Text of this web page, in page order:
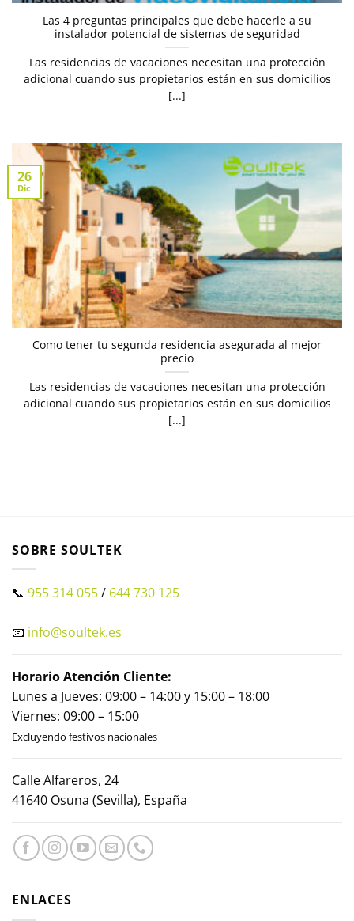
Las 4 preguntas principales que debe hacerle a su
instalador potencial de sistemas de seguridad
Las residencias de vacaciones necesitan una protección
adicional cuando sus propietarios están en sus domicilios
[...]
Como tener tu segunda residencia asegurada al mejor
precio
Las residencias de vacaciones necesitan una protección
adicional cuando sus propietarios están en sus domicilios
[...]
26
Dic
SOBRE SOULTEK
📞 955 314 055/ 644 730 125
📧 info@soultek.es
Horario Atención Cliente:
Lunes a Jueves: 09:00 – 14:00 y 15:00 – 18:00
Viernes: 09:00 – 15:00
Excluyendo festivos nacionales
Calle Alfareros, 24
41640 Osuna (Sevilla), España
ENLACES